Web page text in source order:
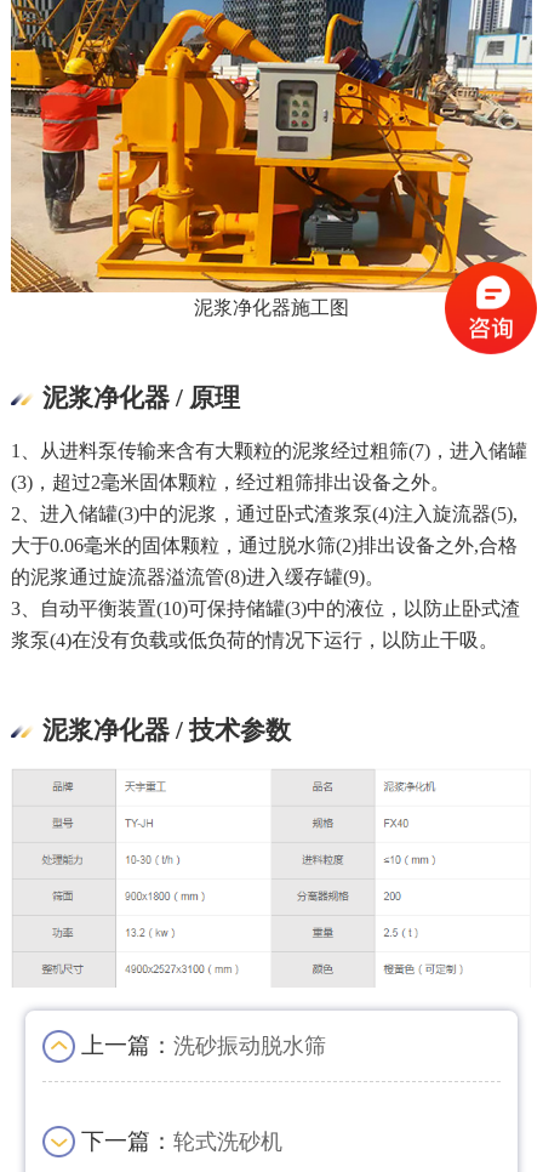
泥浆净化器施工图
泥浆净化器 / 原理
1、从进料泵传输来含有大颗粒的泥浆经过粗筛(7)，进入储罐
(3)，超过2毫米固体颗粒，经过粗筛排出设备之外。
2、进入储罐(3)中的泥浆，通过卧式渣浆泵(4)注入旋流器(5),
大于0.06毫米的固体颗粒，通过脱水筛(2)排出设备之外,合格
的泥浆通过旋流器溢流管(8)进入缓存罐(9)。
3、自动平衡装置(10)可保持储罐(3)中的液位，以防止卧式渣
浆泵(4)在没有负载或低负荷的情况下运行，以防止干吸。
泥浆净化器 / 技术参数
上一篇：洗砂振动脱水筛
下一篇：轮式洗砂机